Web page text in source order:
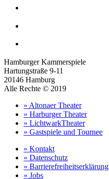
Hamburger Kammerspiele
Hartungstraße 9-11
20146 Hamburg
Alle Rechte © 2019
» Altonaer Theater
» Harburger Theater
» LichtwarkTheater
» Gastspiele und Tournee
» Kontakt
» Datenschutz
» Barrierefreiheitserklärung
» Jobs